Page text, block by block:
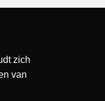
zich
van